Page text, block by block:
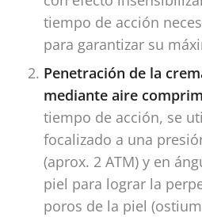
tiempo de acción
para garantizar su
Penetración de la
mediante aire
tiempo de acción, se
focalizado a una
(aprox. 2 ATM) y en
piel para lograr la
poros de la piel